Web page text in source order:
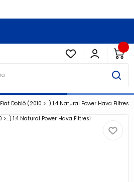
Fiat Doblò (2010 >…) 1.4 Natural Power Hava Filtresi